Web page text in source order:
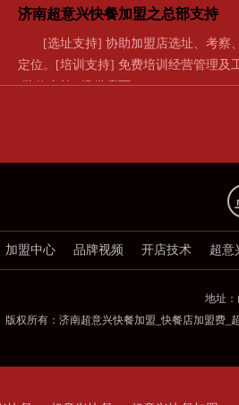
济南超意兴快餐加盟之总部支持
[选址支持] 协助加盟店选址、考察、
定位。[培训支持] 免费培训经营管理及
[装修支持] 提供店面…
加盟中心 品牌视频 开店技术 超意
地址
版权所有：济南超意兴快餐加盟_快餐店加盟